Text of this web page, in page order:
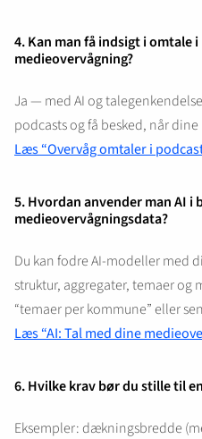
4. Kan man få indsigt i omtale
medieovervågning?
Ja — med AI og
podcasts og få besked, når
Læs “Overvåg omtaler i
5. Hvordan anvender man AI i
medieovervågningsdata?
Du kan fodre AI-modeller med
struktur, aggregater, temaer og
“temaer per kommune” eller
Læs “AI: Tal med dine
6. Hvilke krav bør du stille til
Eksempler: dækningsbredde